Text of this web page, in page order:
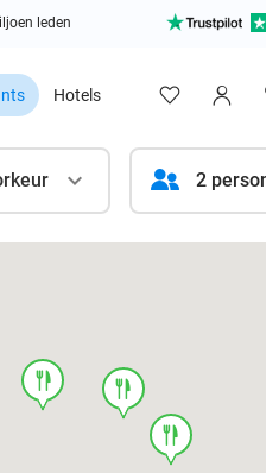
leden
Hotels
2
food
food
food